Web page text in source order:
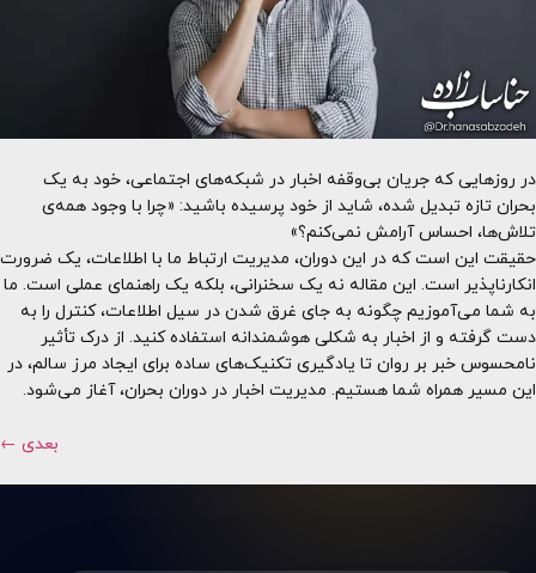
در روزهایی که جریان بی‌وقفه اخبار در شبکه‌های اجتماعی، خود به یک
بحران تازه تبدیل شده، شاید از خود پرسیده باشید: «چرا با وجود همه‌ی
تلاش‌ها، احساس آرامش نمی‌کنم؟»
حقیقت این است که در این دوران، مدیریت ارتباط ما با اطلاعات، یک ضرورت
انکارناپذیر است. این مقاله نه یک سخنرانی، بلکه یک راهنمای عملی است. ما
به شما می‌آموزیم چگونه به جای غرق شدن در سیل اطلاعات، کنترل را به
دست گرفته و از اخبار به شکلی هوشمندانه استفاده کنید. از درک تأثیر
نامحسوس خبر بر روان تا یادگیری تکنیک‌های ساده برای ایجاد مرز سالم، در
این مسیر همراه شما هستیم. مدیریت اخبار در دوران بحران، آغاز می‌شود.
بعدی ←